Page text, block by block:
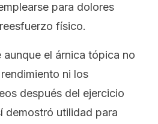
para dolores
físico.
el árnica tópica no
ni los
después del ejercicio
demostró utilidad para